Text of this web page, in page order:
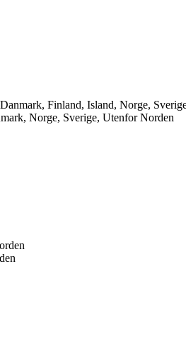
Danmark, Finland, Island, Norge,
Norge, Sverige, Utenfor Norden